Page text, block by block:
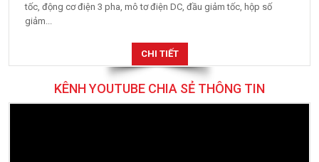
tốc, động cơ điện 3 pha, mô tơ điện DC, đầu giảm tốc, hộp số
giảm...
CHI TIẾT
KÊNH YOUTUBE CHIA SẺ THÔNG TIN